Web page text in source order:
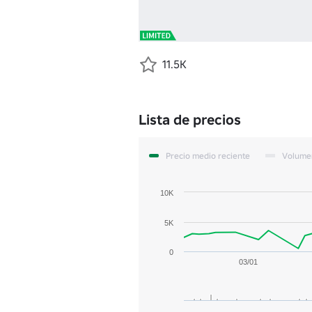
11.5K
Lista de precios
Precio medio reciente
03/01
0
5K
10K